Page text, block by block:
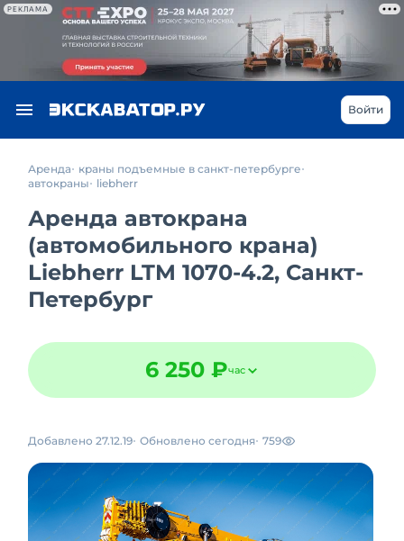
РЕКЛАМА
Войти
Аренда
краны подъемные в санкт-петербурге
автокраны
liebherr
Аренда автокрана
(автомобильного крана)
Liebherr LTM 1070-4.2, Санкт-
Петербург
6 250 ₽час
Добавлено 27.12.19 Обновлено сегодня 759